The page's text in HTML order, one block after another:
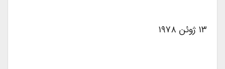
۱۳ ژوئن ۱۹۷۸